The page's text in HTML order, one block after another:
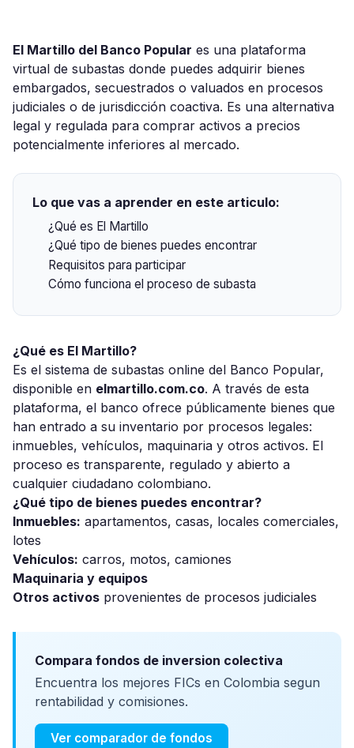
El Martillo del Banco Popular es una plataforma
virtual de subastas donde puedes adquirir bienes
embargados, secuestrados o valuados en procesos
judiciales o de jurisdicción coactiva. Es una alternativa
legal y regulada para comprar activos a precios
potencialmente inferiores al mercado.
Lo que vas a aprender en este articulo:
¿Qué es El Martillo
¿Qué tipo de bienes puedes encontrar
Requisitos para participar
Cómo funciona el proceso de subasta
¿Qué es El Martillo?
Es el sistema de subastas online del Banco Popular,
disponible en elmartillo.com.co. A través de esta
plataforma, el banco ofrece públicamente bienes que
han entrado a su inventario por procesos legales:
inmuebles, vehículos, maquinaria y otros activos. El
proceso es transparente, regulado y abierto a
cualquier ciudadano colombiano.
¿Qué tipo de bienes puedes encontrar?
Inmuebles: apartamentos, casas, locales comerciales,
lotes
Vehículos: carros, motos, camiones
Maquinaria y equipos
Otros activos provenientes de procesos judiciales
Compara fondos de inversion colectiva
Encuentra los mejores FICs en Colombia segun
rentabilidad y comisiones.
Ver comparador de fondos